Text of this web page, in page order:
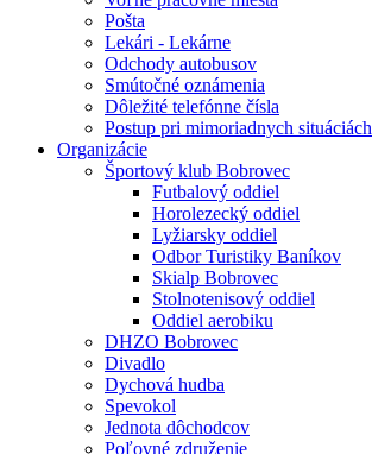
Pošta
Lekári - Lekárne
Odchody autobusov
Smútočné oznámenia
Dôležité telefónne čísla
Postup pri mimoriadnych situáciách
Organizácie
Športový klub Bobrovec
Futbalový oddiel
Horolezecký oddiel
Lyžiarsky oddiel
Odbor Turistiky Baníkov
Skialp Bobrovec
Stolnotenisový oddiel
Oddiel aerobiku
DHZO Bobrovec
Divadlo
Dychová hudba
Spevokol
Jednota dôchodcov
Poľovné združenie